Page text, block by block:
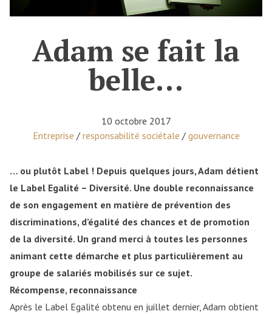
Adam se fait la
belle…
10 octobre 2017
Posted in
Entreprise / responsabilité sociétale / gouvernance
… ou plutôt Label ! Depuis quelques jours, Adam détient
le Label Egalité – Diversité. Une double reconnaissance
de son engagement en matière de prévention des
discriminations, d’égalité des chances et de promotion
de la diversité. Un grand merci à toutes les personnes
animant cette démarche et plus particulièrement au
groupe de salariés mobilisés sur ce sujet.
Récompense, reconnaissance
Après le Label Egalité obtenu en juillet dernier, Adam obtient